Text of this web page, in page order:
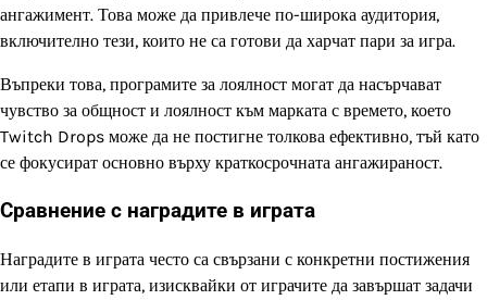
ангажимент. Това може да привлече по-широка аудитория,
включително тези, които не са готови да харчат пари за игра.
Въпреки това, програмите за лоялност могат да насърчават
чувство за общност и лоялност към марката с времето, което
Twitch Drops може да не постигне толкова ефективно, тъй като
се фокусират основно върху краткосрочната ангажираност.
Сравнение с наградите в играта
Наградите в играта често са свързани с конкретни постижения
или етапи в играта, изисквайки от играчите да завършат задачи